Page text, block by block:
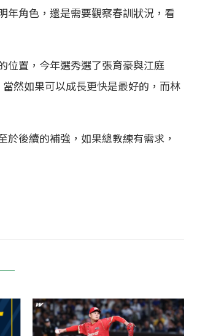
年角色，還是需要觀察春訓狀況，看
位置，今年選秀選了張育豪與江庭
然如果可以成長更快是最好的，而林
後續的補強，如果總教練有需求，